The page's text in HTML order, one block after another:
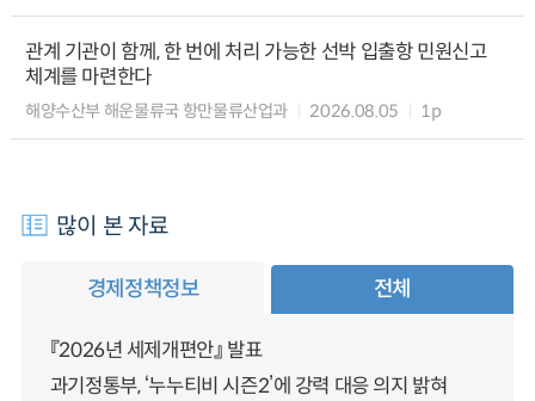
관계 기관이 함께, 한 번에 처리 가능한 선박 입출항 민원신고
체계를 마련한다
해양수산부 해운물류국 항만물류산업과 2026.08.05 1p
많이 본 자료
경제정책정보 전체
『2026년 세제개편안』 발표
과기정통부, ‘누누티비 시즌2’에 강력 대응 의지 밝혀